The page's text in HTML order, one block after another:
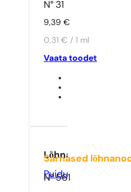
N° 31
9,39 €
0,31 € / 1 ml
Vaata toodet
Sarnased
N° 561
Lõhna tüüp
Puidune